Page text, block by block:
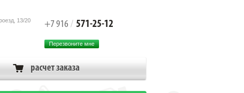
13/20 +7 916 / 571-25-12
Перезвоните мне
расчет заказа